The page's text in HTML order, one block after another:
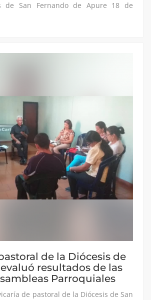
de San Fernando de Apure 18 de
de la Diócesis de
resultados de las
Parroquiales
de pastoral de la Diócesis de San